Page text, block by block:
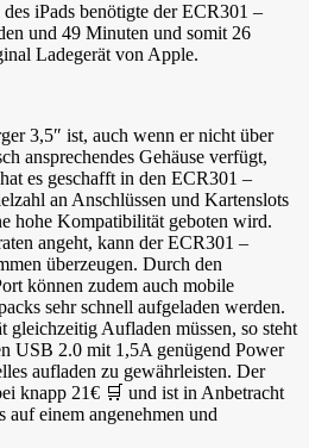
iPads benötigte der ECR301 –
und 49 Minuten und somit 26
Ladegerät von Apple.
3,5″ ist, auch wenn er nicht über
ansprechendes Gehäuse verfügt,
es geschafft in den ECR301 –
an Anschlüssen und Kartenslots
hohe Kompatibilität geboten wird.
angeht, kann der ECR301 –
überzeugen. Durch den
können zudem auch mobile
sehr schnell aufgeladen werden.
gleichzeitig Aufladen müssen, so steht
USB 2.0 mit 1,5A genügend Power
aufladen zu gewährleisten. Der
knapp 21€ 🛒 und ist in Anbetracht
auf einem angenehmen und